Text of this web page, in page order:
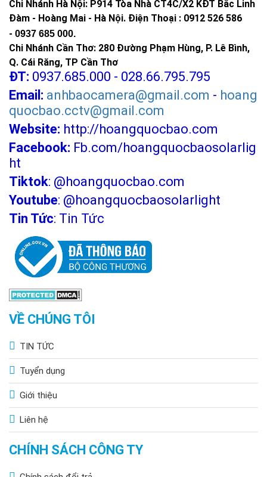
Chi Nhánh Hà Nội: P914 Tòa Nhà CT4C/X2 KĐT Bắc Linh
Đàm - Hoàng Mai - Hà Nội. Điện Thoại : 0912 526 586
- 0937 685 000.
Chi Nhánh Cần Thơ: 280 Đường Phạm Hùng, P. Lê Bình,
Q. Cái Răng, TP Cần Thơ
ĐT: 0937.685.000 - 028.66.795.795
Email: anhbaocamera@gmail.com - hoang
quocbao.cctv@gmail.com
Website: http://hoangquocbao.com
Facebook: Fb.com/hoangquocbaosolarlig
ht
Tiktok: @hoangquocbao.com
Youtube: @hoangquocbaosolarlight
Tin Tức: Tin Tức
VỀ CHÚNG TÔI
TIN TỨC
Tuyển dụng
Giới thiệu
Liên hệ
CHÍNH SÁCH CÔNG TY